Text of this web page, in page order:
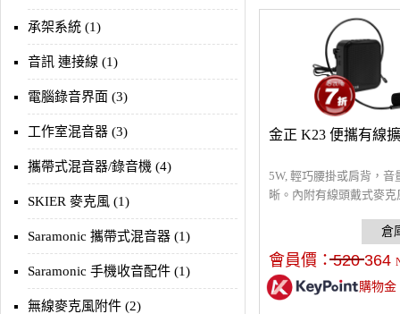
承架系統 (1)
音訊 連接線 (1)
電腦錄音界面 (3)
工作室混音器 (3)
攜帶式混音器/錄音機 (4)
SKIER 麥克風 (1)
Saramonic 攜帶式混音器 (1)
Saramonic 手機收音配件 (1)
無線麥克風附件 (2)
金正 K23 便攜有線
5W, 輕巧腰掛或肩背，音
晰。內附有線頭戴式麥克
憶卡進行播放或錄音。
續使用15小時。適合講
員、導遊 、演講，採
會員價：520 364
購物金